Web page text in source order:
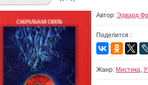
Автор: Эдвард
Поделится :
Жанр: Мистика,